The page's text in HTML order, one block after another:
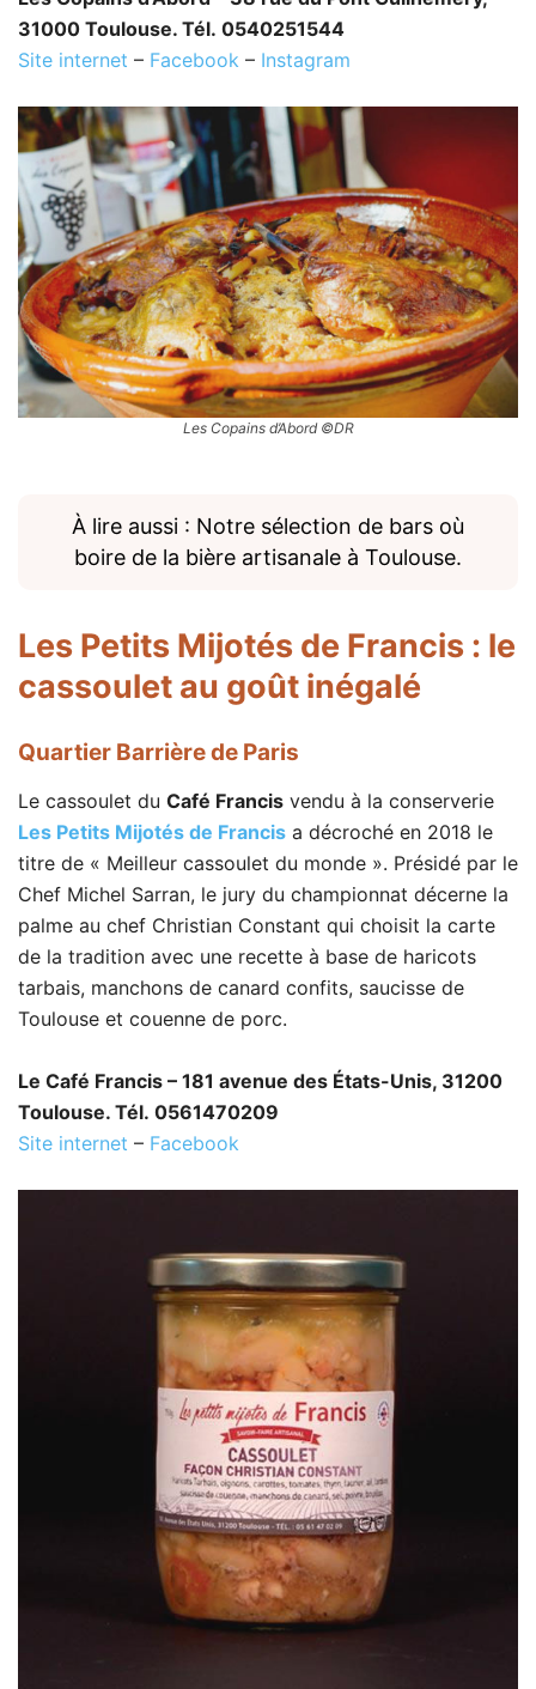
31000 Toulouse. Tél. 0540251544
Site internet – Facebook – Instagram
Les Copains d’Abord ©DR
À lire aussi : Notre sélection de bars où
boire de la bière artisanale à Toulouse.
Les Petits Mijotés de Francis : le
cassoulet au goût inégalé
Quartier Barrière de Paris
Le cassoulet du Café Francis vendu à la conserverie
Les Petits Mijotés de Francis a décroché en 2018 le
titre de « Meilleur cassoulet du monde ». Présidé par le
Chef Michel Sarran, le jury du championnat décerne la
palme au chef Christian Constant qui choisit la carte
de la tradition avec une recette à base de haricots
tarbais, manchons de canard confits, saucisse de
Toulouse et couenne de porc.
Le Café Francis – 181 avenue des États-Unis, 31200
Toulouse. Tél. 0561470209
Site internet – Facebook